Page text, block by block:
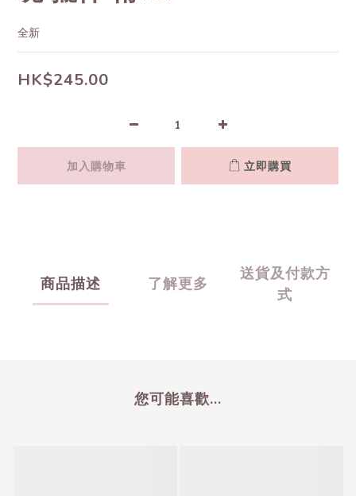
全新
HK$245.00
加入購物車 立即購買
商品描述 了解更多
送貨及付款方
式
您可能喜歡...